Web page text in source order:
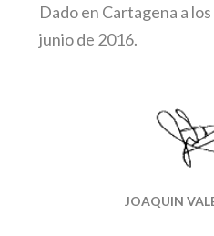
Dado en Cartagena a
junio de 2016.
JOAQUIN